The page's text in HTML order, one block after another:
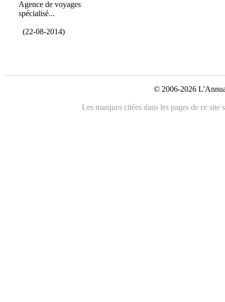
Agence de voyages
spécialisé...
(22-08-2014)
© 2006-2026
Les marques citées dans les pages de ce